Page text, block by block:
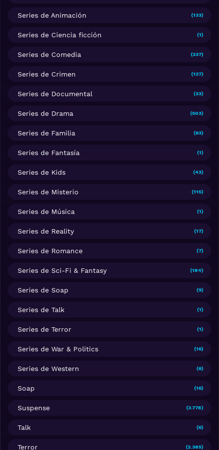
Series de Animación (133)
Series de Ciencia ficción (1)
Series de Comedia (237)
Series de Crimen (127)
Series de Documental (33)
Series de Drama (503)
Series de Familia (63)
Series de Fantasía (1)
Series de Kids (43)
Series de Misterio (115)
Series de Música (1)
Series de Reality (17)
Series de Romance (7)
Series de Sci-Fi & Fantasy (184)
Series de Soap (9)
Series de Talk (1)
Series de Terror (1)
Series de War & Politics (16)
Series de Western (6)
Soap (16)
Suspense (3.778)
Talk (6)
Terror (2.385)